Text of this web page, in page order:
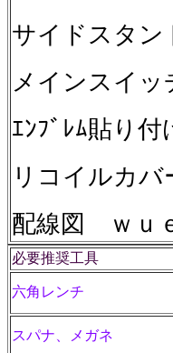
サイドスタン
メインスイッ
ｴﾝﾌﾞﾚﾑ貼り付
リコイルカ
配線図 ｗｕ
必要推奨工具
六角レンチ
スパナ、メガネ